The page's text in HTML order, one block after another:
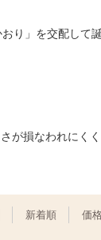
り」を交配して
が損なわれにく
新着順 価